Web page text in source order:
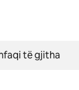
të gjitha